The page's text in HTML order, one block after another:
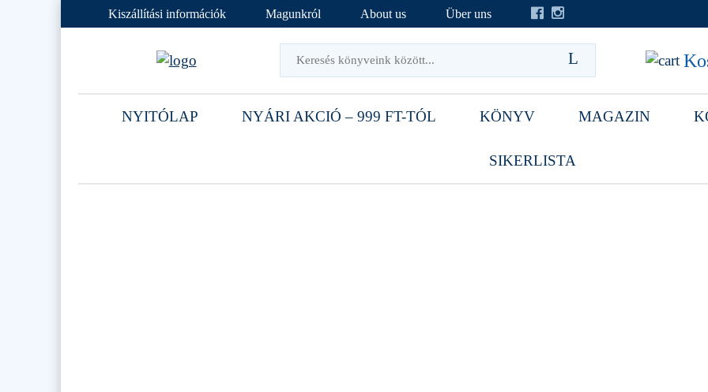
Kiszállítási információk Magunkról About us Über uns
NYITÓLAP NYÁRI AKCIÓ – 999 FT-TÓL KÖNYV MAGAZIN
SIKERLISTA